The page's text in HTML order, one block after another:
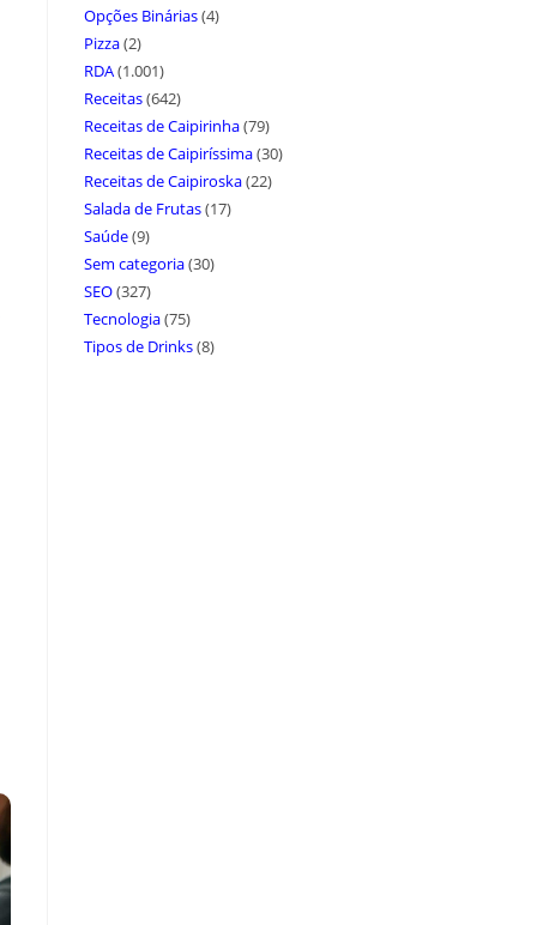
Opções Binárias(4)
Pizza(2)
RDA(1.001)
Receitas(642)
Receitas de Caipirinha(79)
Receitas de Caipiríssima(30)
Receitas de Caipiroska(22)
Salada de Frutas(17)
Saúde(9)
Sem categoria(30)
SEO(327)
Tecnologia(75)
Tipos de Drinks(8)